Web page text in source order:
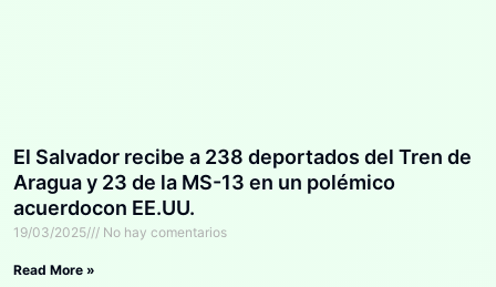
El Salvador recibe a 238 deportados del Tren de
Aragua y 23 de la MS-13 en un polémico
acuerdocon EE.UU.
19/03/2025 No hay comentarios
Read More »